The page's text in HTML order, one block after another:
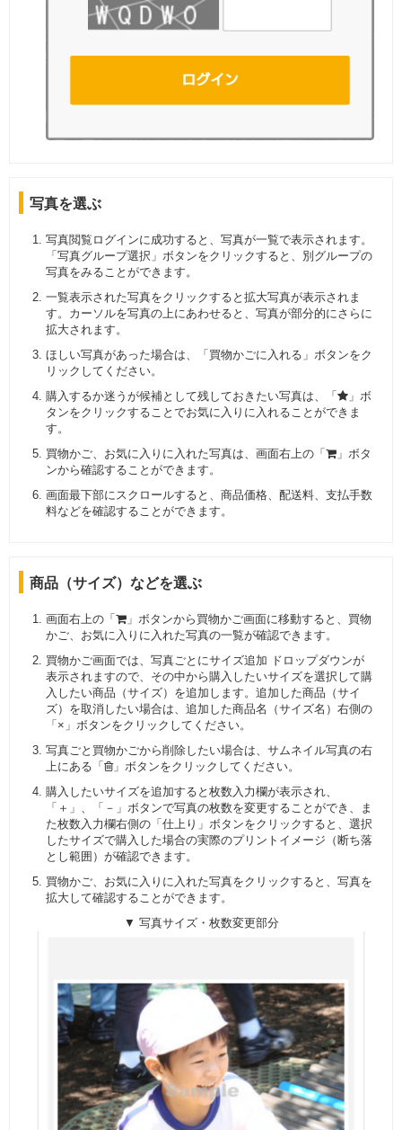
写真を選ぶ
写真閲覧ログインに成功すると、写真が一覧で表示されます。
「写真グループ選択」ボタンをクリックすると、別グループの
写真をみることができます。
一覧表示された写真をクリックすると拡大写真が表示されま
す。カーソルを写真の上にあわせると、写真が部分的にさらに
拡大されます。
ほしい写真があった場合は、「買物かごに入れる」ボタンをク
リックしてください。
購入するか迷うが候補として残しておきたい写真は、「
」ボ
タンをクリックすることでお気に入りに入れることができま
す。
買物かご、お気に入りに入れた写真は、画面右上の「
」ボタ
ンから確認することができます。
画面最下部にスクロールすると、商品価格、配送料、支払手数
料などを確認することができます。
商品（サイズ）などを選ぶ
画面右上の「
」ボタンから買物かご画面に移動すると、買物
かご、お気に入りに入れた写真の一覧が確認できます。
買物かご画面では、写真ごとにサイズ追加 ドロップダウンが
表示されますので、その中から購入したいサイズを選択して購
入したい商品（サイズ）を追加します。追加した商品（サイ
ズ）を取消したい場合は、追加した商品名（サイズ名）右側の
「×」ボタンをクリックしてください。
写真ごと買物かごから削除したい場合は、サムネイル写真の右
上にある「
」ボタンをクリックしてください。
購入したいサイズを追加すると枚数入力欄が表示され、
「＋」、「－」ボタンで写真の枚数を変更することができ、ま
た枚数入力欄右側の「仕上り」ボタンをクリックすると、選択
したサイズで購入した場合の実際のプリントイメージ（断ち落
とし範囲）が確認できます。
買物かご、お気に入りに入れた写真をクリックすると、写真を
拡大して確認することができます。
▼ 写真サイズ・枚数変更部分